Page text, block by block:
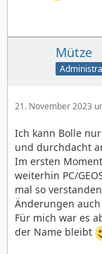
Mütze
21. November 2023
Ich kann Bolle
und durchdacht
Im ersten
weiterhin PC/
mal so
Änderungen
Für mich war es
der Name bleibt